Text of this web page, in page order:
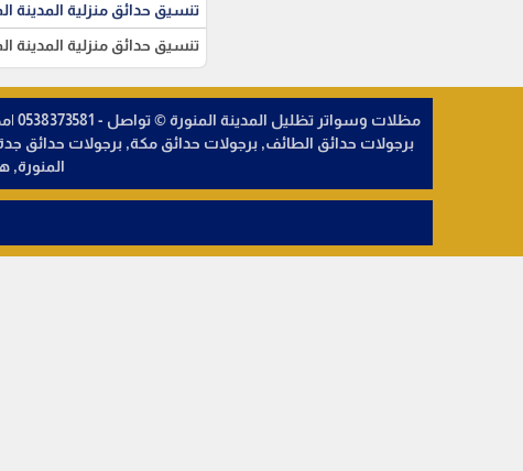
تنسيق حدائق منزلية المدينة
تنسيق حدائق منزلية المدينة
برجولات حدائق الطائف, برجولات حدائق مكة, برجولات